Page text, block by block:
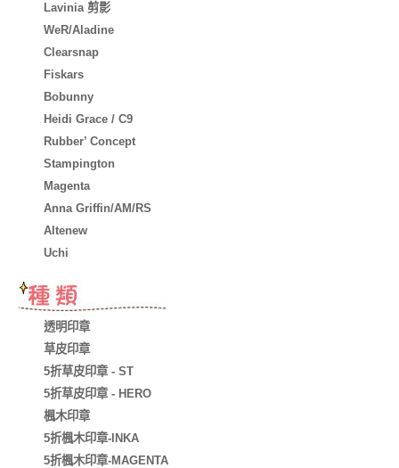
Lavinia 剪影
WeR/Aladine
Clearsnap
Fiskars
Bobunny
Heidi Grace / C9
Rubber’ Concept
Stampington
Magenta
Anna Griffin/AM/RS
Altenew
Uchi
透明印章
草皮印章
5折草皮印章 - ST
5折草皮印章 - HERO
楓木印章
5折楓木印章-INKA
5折楓木印章-MAGENTA